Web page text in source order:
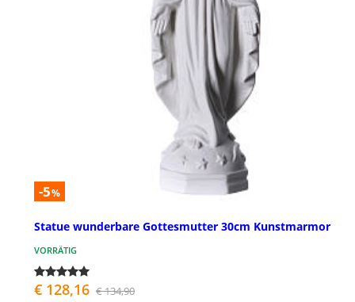
-5%
Statue wunderbare Gottesmutter 30cm Kunstmarmor
VORRÄTIG
€ 128,16 € 134,90